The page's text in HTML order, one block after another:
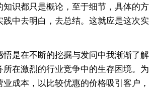
知识都只是概论，至于细节，具体的方
践中去明白，去总结。这就应是这次实
悟是在不断的挖掘与发问中我渐渐了解
所在激烈的行业竞争中的生存困境。为
成本，以比较优惠的价格吸引客户，